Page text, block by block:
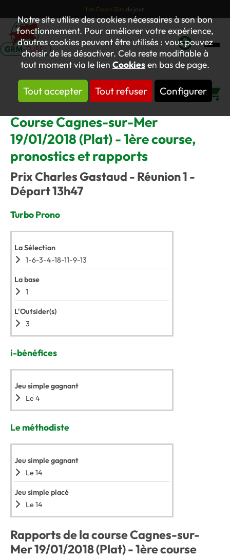
Notre site utilise des cookies nécessaires à son bon
fonctionnement. Pour améliorer votre expérience,
d’autres cookies peuvent être utilisés : vous pouvez
choisir de les désactiver. Cela reste modifiable à
tout moment via le lien Cookiesen bas de page.
Tout accepter Tout refuser Configurer
Les Coups Sûrs du jour
Mon
compte
Course Cagnes-sur-Mer
19/01/2018 (Plat) - 1ère course,
pronostics et rapports
Prix Charles Gastaud - Réunion 1 -
Départ 13h47
Turbo Prono
La Sélection
1-6-3-4-18-11-9-13
La base
1
L'Outsider(s)
3
i-bénéfices
Jeu simple gagnant
Le 4
Le méthodiste
Jeu simple gagnant
Le 14
Jeu simple placé
Le 14
Rapports de la course Cagnes-sur-
Mer 19/01/2018 (Plat) - 1ère course